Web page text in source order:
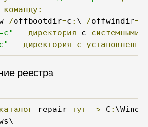
команду:
/offbootdir=c : \ /offwindir=
- директория c системными
- директория с
реестра
каталог repair тут -> C :